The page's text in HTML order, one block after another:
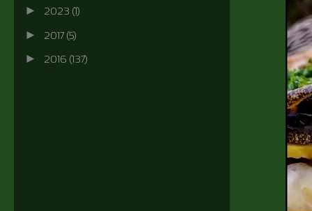
► 2023 (1)
► 2017 (5)
► 2016 (137)